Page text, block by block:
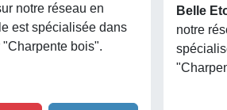
notre réseau en
est spécialisée dans
"Charpente bois".
Belle
notre